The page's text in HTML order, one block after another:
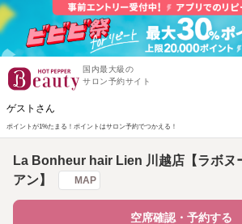
国内最大級の
サロン予約サイト
ゲストさん
ポイントが1%たまる！ ポイントはサロン予約でつかえる！
La Bonheur hair Lien 川越店【ラボヌ
アン】
MAP
空席確認・予約する